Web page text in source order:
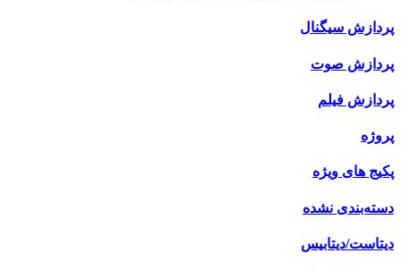
پردازش سیگنال
پردازش صوت
پردازش فیلم
پروژه
پکیج های ویژه
دسته‌بندی نشده
دیتاست/دیتابیس